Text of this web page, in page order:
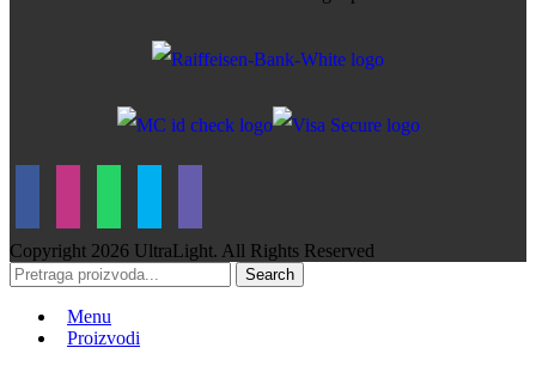
Copyright 2026 UltraLight. All Rights Reserved
Search
Menu
Proizvodi